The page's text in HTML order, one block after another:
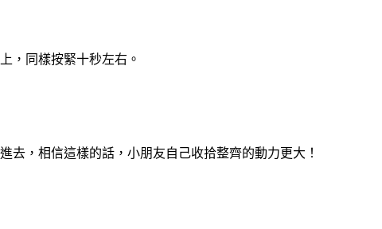
，同樣按緊十秒左右。
，相信這樣的話，小朋友自己收拾整齊的動力更大！